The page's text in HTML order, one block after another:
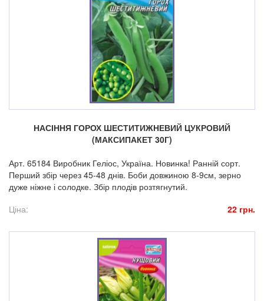
НАСІННЯ ГОРОХ ШЕСТИТИЖНЕВИЙ ЦУКРОВИЙ
(МАКСИПАКЕТ 30Г)
Арт. 65184 Виробник Геліос, Україна. Новинка! Ранній сорт.
Перший збір через 45-48 днів. Боби довжиною 8-9см, зерно
дуже ніжне і солодке. Збір плодів розтягнутий.
Ціна:
22 грн.